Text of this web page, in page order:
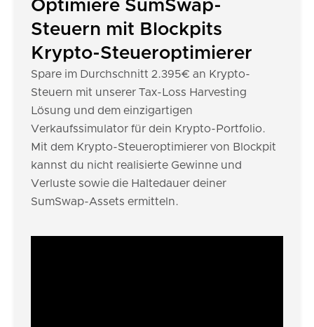
Optimiere SumSwap-
Steuern mit Blockpits
Krypto-Steueroptimierer
Spare im Durchschnitt 2.395€ an Krypto-
Steuern mit unserer Tax-Loss Harvesting
Lösung und dem einzigartigen
Verkaufssimulator für dein Krypto-Portfolio.
Mit dem Krypto-Steueroptimierer von Blockpit
kannst du nicht realisierte Gewinne und
Verluste sowie die Haltedauer deiner
SumSwap-Assets ermitteln.